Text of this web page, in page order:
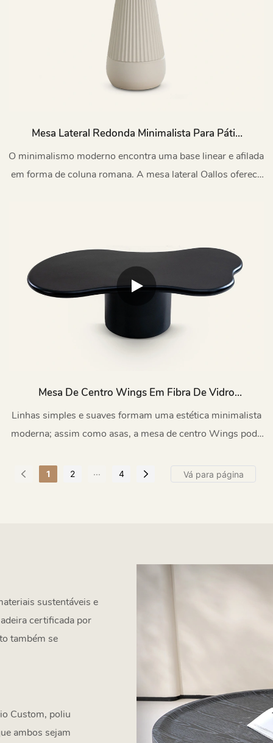
Mesa Lateral Redonda Minimalista Para Pátio
Oallos TC1260
O minimalismo moderno encontra uma base linear e afilada
em forma de coluna romana. A mesa lateral Oallos oferece
Mesa De Centro Wings Em Fibra De Vidro
Preta Para Uso Interno E Externo TC1195
Linhas simples e suaves formam uma estética minimalista
moderna; assim como asas, a mesa de centro Wings pode
1 2 ... 4
sustentáveis ​​e
certificada por
também se
Custom, poliu
ambos sejam